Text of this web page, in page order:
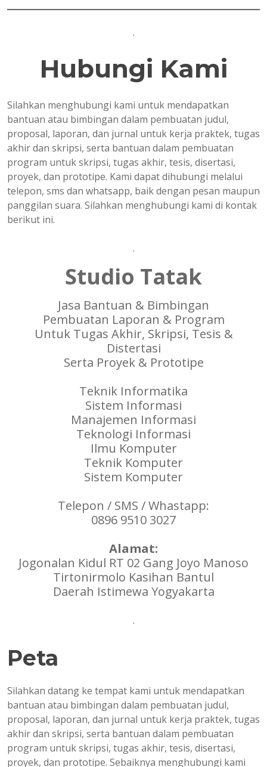
.
Hubungi Kami
Silahkan menghubungi kami untuk mendapatkan
bantuan atau bimbingan dalam pembuatan judul,
proposal, laporan, dan jurnal untuk kerja praktek, tugas
akhir dan skripsi, serta bantuan dalam pembuatan
program untuk skripsi, tugas akhir, tesis, disertasi,
proyek, dan prototipe. Kami dapat dihubungi melalui
telepon, sms dan whatsapp, baik dengan pesan maupun
panggilan suara. Silahkan menghubungi kami di kontak
berikut ini.
.
Studio Tatak
Jasa Bantuan & Bimbingan
Pembuatan Laporan & Program
Untuk Tugas Akhir, Skripsi, Tesis &
Distertasi
Serta Proyek & Prototipe
Teknik Informatika
Sistem Informasi
Manajemen Informasi
Teknologi Informasi
Ilmu Komputer
Teknik Komputer
Sistem Komputer
Telepon / SMS / Whastapp:
0896 9510 3027
Alamat:
Jogonalan Kidul RT 02 Gang Joyo Manoso
Tirtonirmolo Kasihan Bantul
Daerah Istimewa Yogyakarta
.
Peta
Silahkan datang ke tempat kami untuk mendapatkan
bantuan atau bimbingan dalam pembuatan judul,
proposal, laporan, dan jurnal untuk kerja praktek, tugas
akhir dan skripsi, serta bantuan dalam pembuatan
program untuk skripsi, tugas akhir, tesis, disertasi,
proyek, dan prototipe. Sebaiknya menghubungi kami